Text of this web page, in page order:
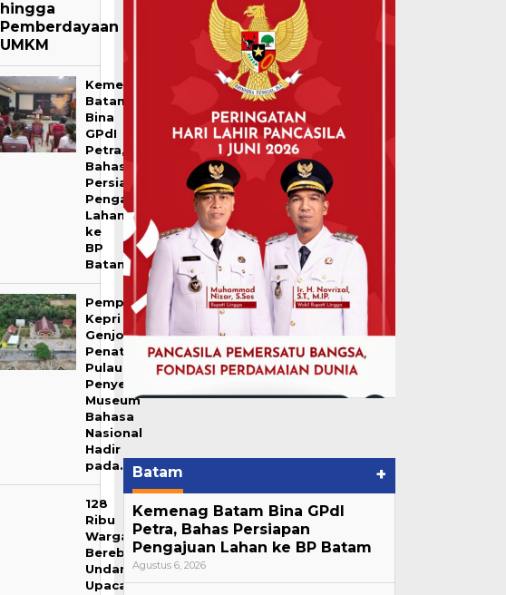
hingga
Pemberdayaan
UMKM
Kemenag
Batam
Bina
GPdI
Petra,
Bahas
Persiapan
Pengajuan
Lahan
ke
BP
Batam
Pemprov
Kepri
Genjot
Penataan
Pulau
Penyengat,
Museum
Bahasa
Nasional
Hadir
pada…
128
Ribu
Warga
Berebut
Undangan
Upacara
Batam +
Kemenag Batam Bina GPdI
Petra, Bahas Persiapan
Pengajuan Lahan ke BP Batam
Agustus 6, 2026